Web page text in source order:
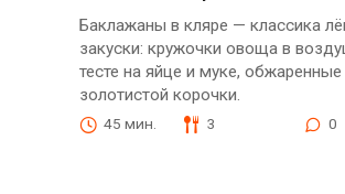
Баклажаны в кляре — классика
закуски: кружочки овоща в
тесте на яйце и муке,
золотистой корочки.
45 мин. 3 0